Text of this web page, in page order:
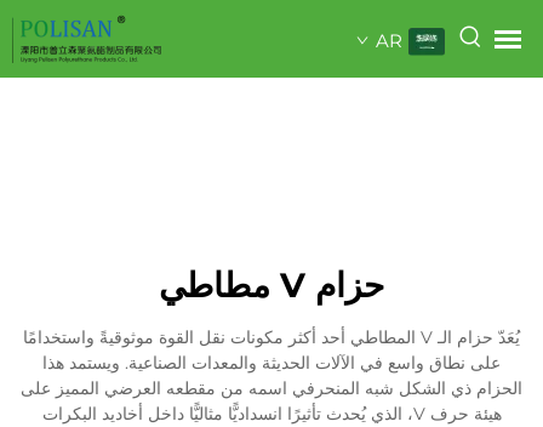
AR
حزام V مطاطي
يُعَدّ حزام الـ V المطاطي أحد أكثر مكونات نقل القوة موثوقيةً واستخدامًا
على نطاق واسع في الآلات الحديثة والمعدات الصناعية. ويستمد هذا
الحزام ذي الشكل شبه المنحرفي اسمه من مقطعه العرضي المميز على
هيئة حرف V، الذي يُحدث تأثيرًا انسداديًّا مثاليًّا داخل أخاديد البكرات